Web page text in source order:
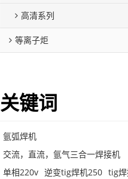
高清系列
等离子炬
关键词
氩弧焊机
交流，直流，氩气三合一焊接机
单相220v 逆变tig焊机250 tig